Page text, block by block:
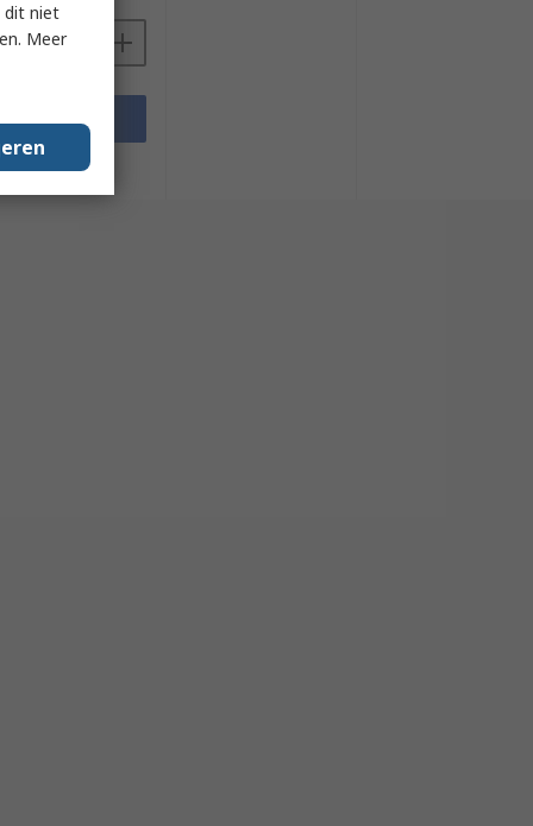
dit niet
Meer